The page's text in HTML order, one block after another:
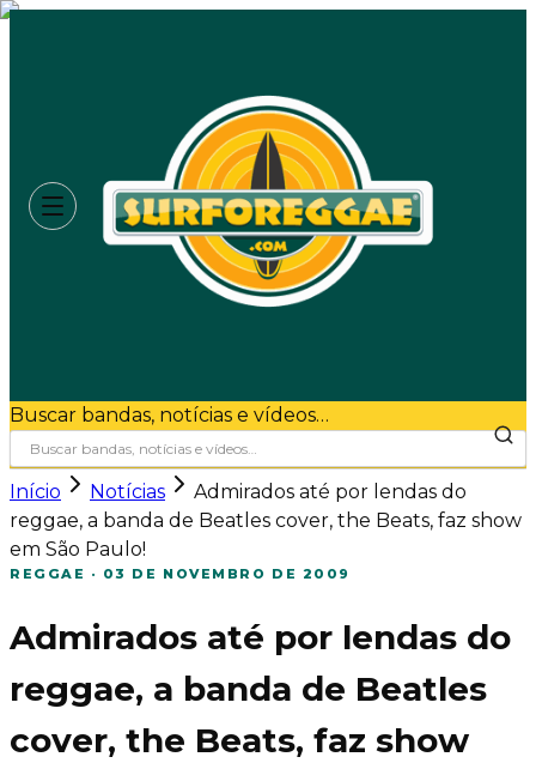
Buscar bandas, notícias e vídeos…
Início Notícias
Admirados até por lendas do
reggae, a banda de Beatles cover, the Beats, faz show
em São Paulo!
REGGAE · 03 DE NOVEMBRO DE 2009
Admirados até por lendas do
reggae, a banda de Beatles
cover, the Beats, faz show